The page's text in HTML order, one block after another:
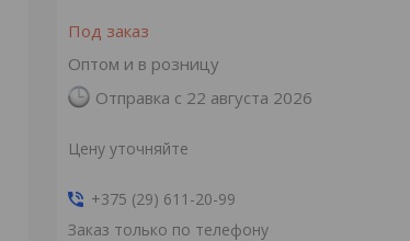
Под заказ
Оптом и в розницу
Отправка с 22 августа 2026
Цену уточняйте
+375 (29) 611-20-99
Заказ только по телефону